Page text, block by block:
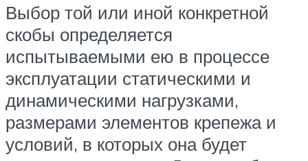
Выбор той или иной конкретной
скобы определяется
испытываемыми ею в процессе
эксплуатации статическими и
динамическими нагрузками,
размерами элементов крепежа и
условий, в которых она будет